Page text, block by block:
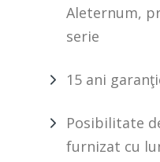
Aleternum,
serie
15 ani
Posibilitate
furnizat cu